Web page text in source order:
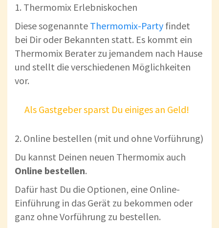
1. Thermomix Erlebniskochen
Diese sogenannte Thermomix-Party findet
bei Dir oder Bekannten statt. Es kommt ein
Thermomix Berater zu jemandem nach Hause
und stellt die verschiedenen Möglichkeiten
vor.
Als Gastgeber sparst Du einiges an Geld!
2. Online bestellen (mit und ohne Vorführung)
Du kannst Deinen neuen Thermomix auch
Online bestellen.
Dafür hast Du die Optionen, eine Online-
Einführung in das Gerät zu bekommen oder
ganz ohne Vorführung zu bestellen.